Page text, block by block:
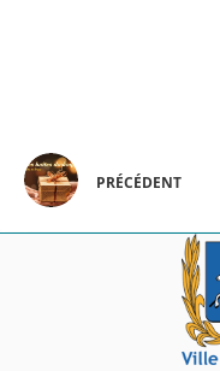
PRÉCÉDENT